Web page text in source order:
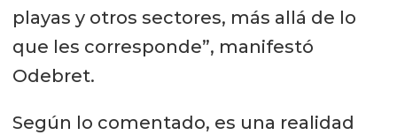
playas y otros sectores, más allá de lo
que les corresponde”, manifestó
Odebret.
Según lo comentado, es una realidad